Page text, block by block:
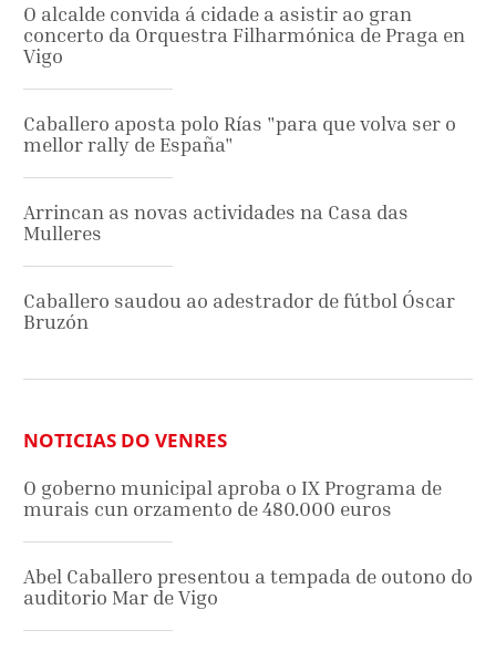
O alcalde convida á cidade a asistir ao gran
concerto da Orquestra Filharmónica de Praga en
Vigo
Caballero aposta polo Rías "para que volva ser o
mellor rally de España"
Arrincan as novas actividades na Casa das
Mulleres
Caballero saudou ao adestrador de fútbol Óscar
Bruzón
NOTICIAS DO VENRES
O goberno municipal aproba o IX Programa de
murais cun orzamento de 480.000 euros
Abel Caballero presentou a tempada de outono do
auditorio Mar de Vigo